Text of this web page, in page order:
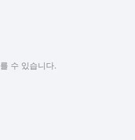
수 있습니다.